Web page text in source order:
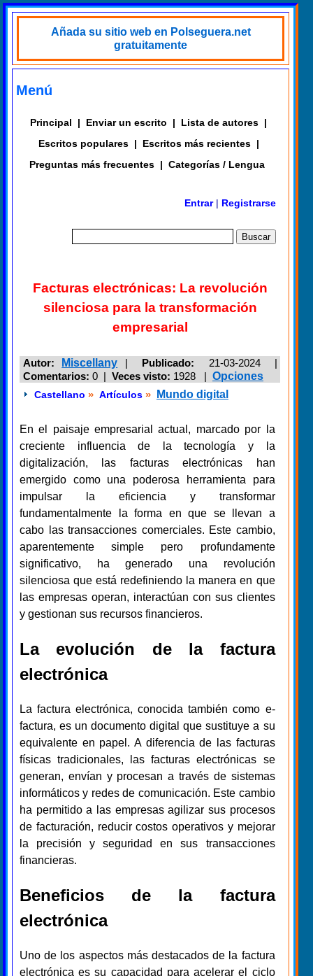
Añada su sitio web en Polseguera.net
gratuitamente
Menú
Principal | Enviar un escrito | Lista de autores |
Escritos populares | Escritos más recientes |
Preguntas más frecuentes | Categorías / Lengua
Entrar| Registrarse
Facturas electrónicas: La revolución
silenciosa para la transformación
empresarial
Autor: Miscellany | Publicado:
21-03-2024 |
Comentarios: 0 | Veces visto: 1928 | Opciones
Castellano » Artículos » Mundo digital
En el paisaje empresarial actual, marcado por la
creciente influencia de la tecnología y la
digitalización, las facturas electrónicas han
emergido como una poderosa herramienta para
impulsar la eficiencia y transformar
fundamentalmente la forma en que se llevan a
cabo las transacciones comerciales. Este cambio,
aparentemente simple pero profundamente
significativo, ha generado una revolución
silenciosa que está redefiniendo la manera en que
las empresas operan, interactúan con sus clientes
y gestionan sus recursos financieros.
La evolución de la factura
electrónica
La factura electrónica, conocida también como e-
factura, es un documento digital que sustituye a su
equivalente en papel. A diferencia de las facturas
físicas tradicionales, las facturas electrónicas se
generan, envían y procesan a través de sistemas
informáticos y redes de comunicación. Este cambio
ha permitido a las empresas agilizar sus procesos
de facturación, reducir costos operativos y mejorar
la precisión y seguridad en sus transacciones
financieras.
Beneficios de la factura
electrónica
Uno de los aspectos más destacados de la factura
electrónica es su capacidad para acelerar el ciclo